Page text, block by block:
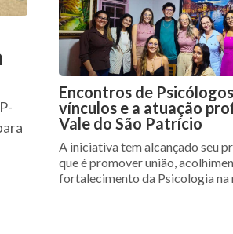
Encontros de
vínculos e a atuação
Vale do São Patrício
A iniciativa tem alcançado seu
que é promover união,
fortalecimento da Psicologia na